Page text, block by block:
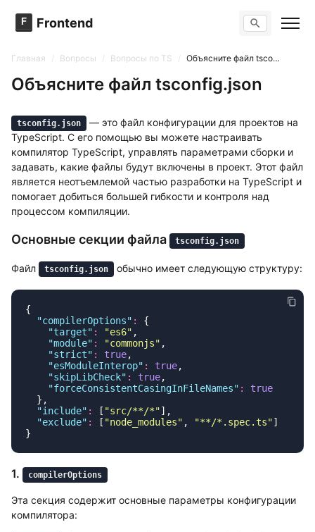
F Frontend Поиск по сайту
Тренажер вопросов
Тесты
Задачи
Главная Вопросы Вопросы по TS Объясните файл tsconfig.json
Объясните файл tsconfig.json
tsconfig.json
— это файл конфигурации для проектов на
TypeScript. С его помощью вы можете настраивать
компилятор TypeScript, управлять параметрами сборки и
задавать, какие файлы будут включены в проект. Этот файл
является неотъемлемой частью разработки на TypeScript и
помогает добиться большей гибкости и контроля над
процессом компиляции.
Основные секции файла tsconfig.json
Файл tsconfig.json обычно имеет следующую структуру:
  "
compilerOptions" :
    "
target" : "es6"
    "
module" : "commonjs"
    "
strict" : true
    "
esModuleInterop" : true
    "
skipLibCheck" : true
    "
forceConsistentCasingInFileNames" :
  "
include" : [ "src/**/*"
  "
exclude" : [ "node_modules" , "**/*.spec.ts"
1. compilerOptions
Эта секция содержит основные параметры конфигурации
компилятора: